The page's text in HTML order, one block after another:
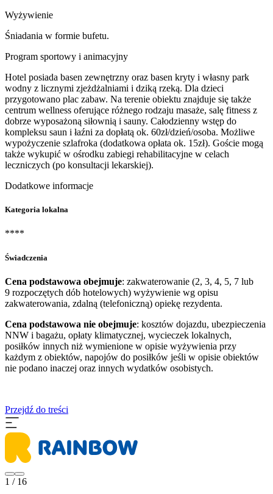
Wyżywienie
Śniadania w formie bufetu.
Program sportowy i animacyjny
Hotel posiada basen zewnętrzny oraz basen kryty i własny park
wodny z licznymi zjeżdżalniami i dziką rzeką. Dla dzieci
przygotowano plac zabaw. Na terenie obiektu znajduje się także
centrum wellness oferujące różnego rodzaju masaże, salę fitness z
dobrze wyposażoną siłownią i sauny. Całodzienny wstęp do
kompleksu saun i łaźni za dopłatą ok. 60zł/dzień/osoba. Możliwe
wypożyczenie szlafroka (dodatkowa opłata ok. 15zł). Goście mogą
także wykupić w ośrodku zabiegi rehabilitacyjne w celach
leczniczych (po konsultacji lekarskiej).
Dodatkowe informacje
Kategoria lokalna
****
Świadczenia
Cena podstawowa obejmuje: zakwaterowanie (2, 3, 4, 5, 7 lub
9 rozpoczętych dób hotelowych) wyżywienie wg opisu
zakwaterowania, zdalną (telefoniczną) opiekę rezydenta.
Cena podstawowa nie obejmuje: kosztów dojazdu, ubezpieczenia
NNW i bagażu, opłaty klimatycznej, wycieczek lokalnych,
posiłków innych niż wymienione w opisie wyżywienia przy
każdym z obiektów, napojów do posiłków jeśli w opisie obiektów
nie podano inaczej oraz innych wydatków osobistych.
Przejdź do treści
1 / 16